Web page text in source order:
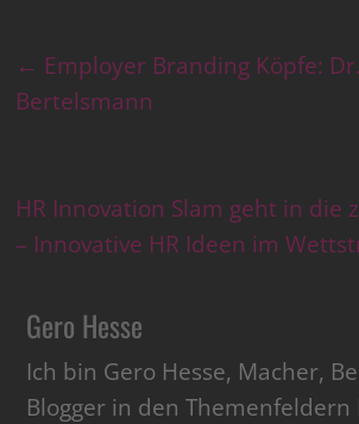
← Employer Branding Köpfe:
Bertelsmann
HR Innovation Slam geht in die
– Innovative HR Ideen im
Gero Hesse
Ich bin Gero Hesse, Macher,
Blogger in den Themenfeldern